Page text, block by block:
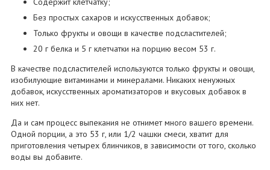
Без простых сахаров и искусственных добавок;
Только фрукты и овощи в качестве подсластителей;
20 г белка и 5 г клетчатки на порцию весом 53 г.
В качестве подсластителей используются только фрукты и овощи,
изобилующие витаминами и минералами. Никаких ненужных
добавок, искусственных ароматизаторов и вкусовых добавок в
них нет.
Да и сам процесс выпекания не отнимет много вашего времени.
Одной порции, а это 53 г, или 1/2 чашки смеси, хватит для
приготовления четырех блинчиков, в зависимости от того, сколько
воды вы добавите.